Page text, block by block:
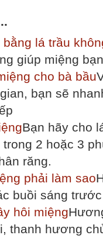
lá trầu
giúp miệng
cho bà bầu
bạn sẽ
Bạn hãy cho
2 hoặc 3
răng.
phải làm sao
buồi sáng
hôi miệng
thanh hương